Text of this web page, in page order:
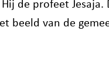
de profeet Jesaja.
beeld van de